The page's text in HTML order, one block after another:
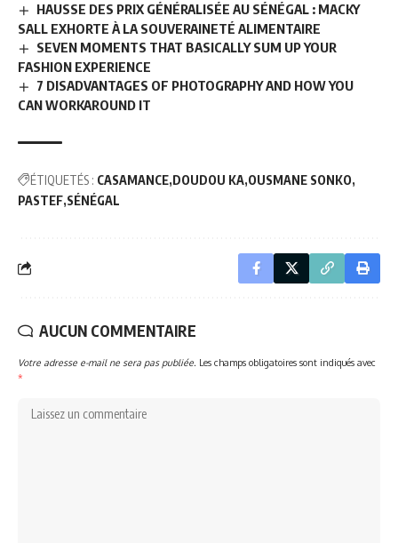
HAUSSE DES PRIX GÉNÉRALISÉE AU SÉNÉGAL : MACKY
SALL EXHORTE À LA SOUVERAINETÉ ALIMENTAIRE
SEVEN MOMENTS THAT BASICALLY SUM UP YOUR
FASHION EXPERIENCE
7 DISADVANTAGES OF PHOTOGRAPHY AND HOW YOU
CAN WORKAROUND IT
ÉTIQUETÉS : CASAMANCE DOUDOU KA OUSMANE SONKO
PASTEF SÉNÉGAL
AUCUN COMMENTAIRE
Votre adresse e-mail ne sera pas publiée. Les champs obligatoires sont indiqués avec
*